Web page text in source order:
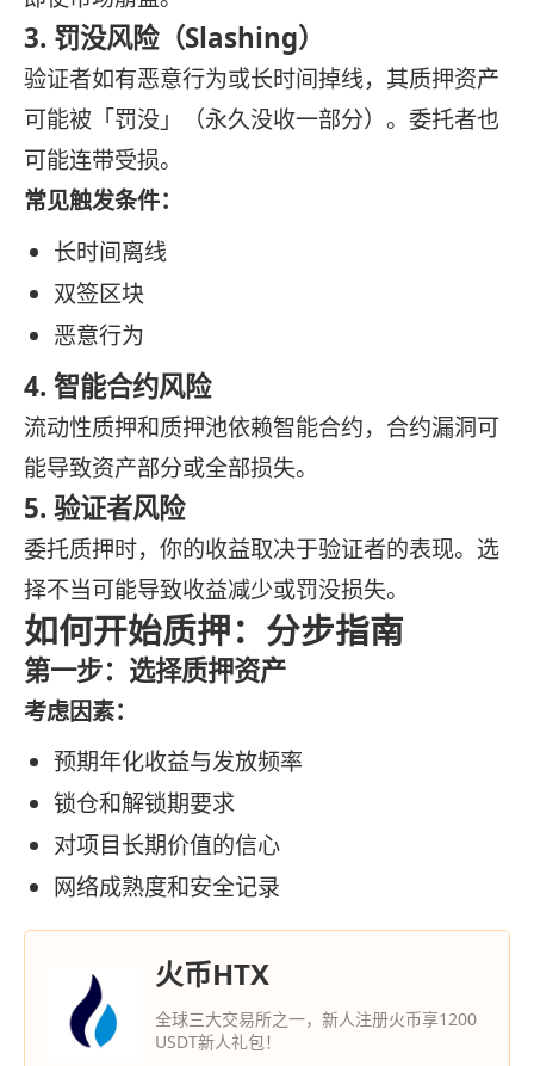
3. 罚没风险（Slashing）
验证者如有恶意行为或长时间掉线，其质押资产
可能被「罚没」（永久没收一部分）。委托者也
可能连带受损。
常见触发条件：
长时间离线
双签区块
恶意行为
4. 智能合约风险
流动性质押和质押池依赖智能合约，合约漏洞可
能导致资产部分或全部损失。
5. 验证者风险
委托质押时，你的收益取决于验证者的表现。选
择不当可能导致收益减少或罚没损失。
如何开始质押：分步指南
第一步：选择质押资产
考虑因素：
预期年化收益与发放频率
锁仓和解锁期要求
对项目长期价值的信心
网络成熟度和安全记录
火币HTX
全球三大交易所之一，新人注册火币享1200
USDT新人礼包！